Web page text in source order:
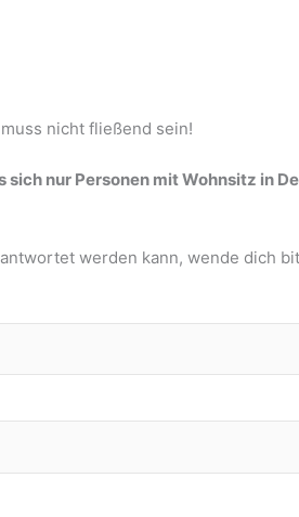
nicht fließend sein!
nur Personen mit Wohnsitz in
werden kann, wende dich